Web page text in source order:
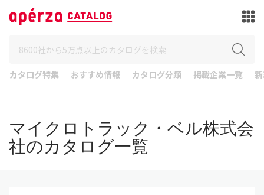
カタログ特集 おすすめ情報 カタログ分類 掲載企業一覧
マイクロトラック・ベル株式会
社のカタログ一覧